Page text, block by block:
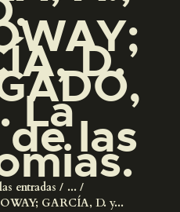
D.
Lalas
entradas
...
GARCÍA, D. y...